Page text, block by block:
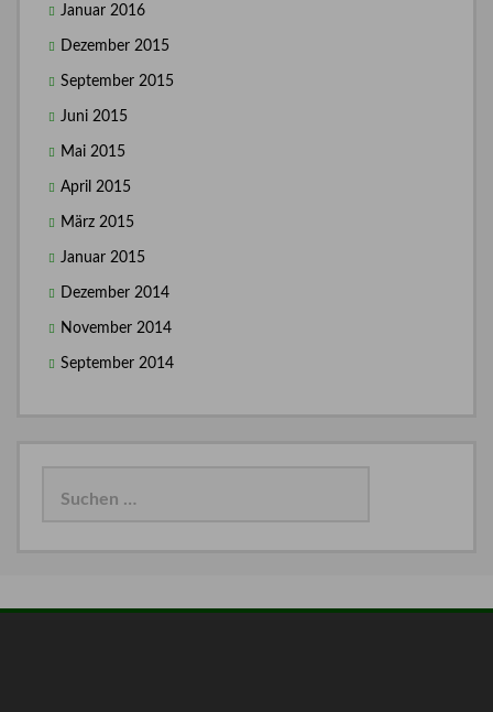
Januar 2016
Dezember 2015
September 2015
Juni 2015
Mai 2015
April 2015
März 2015
Januar 2015
Dezember 2014
November 2014
September 2014